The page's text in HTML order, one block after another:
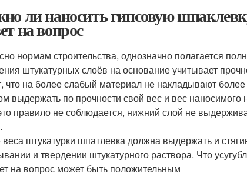
ли наносить гипсовую
на вопрос
нормам строительства, однозначно полагается
штукатурных слоёв на основание учитывает
что на более слабый материал не накладывают
выдержать по прочности свой вес и вес наносимого
правило не соблюдается, нижний слой не
штукатурки шпатлевка должна выдержать и
и твердении штукатурного раствора. Что
на вопрос может быть положительным